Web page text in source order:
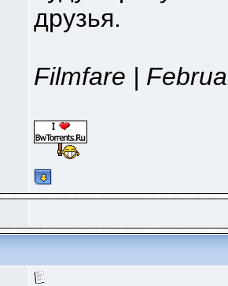
друзья.
Filmfare |